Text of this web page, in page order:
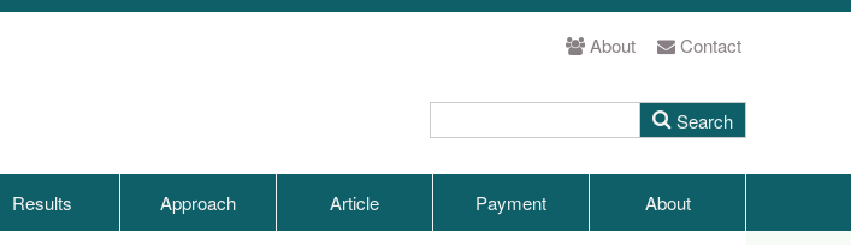
About Contact
Results Approach Article Payment About